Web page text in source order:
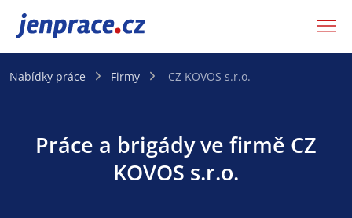
JenPráce.cz
Nabídky práce Firmy CZ KOVOS s.r.o.
Práce a brigády ve firmě CZ
KOVOS s.r.o.